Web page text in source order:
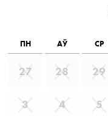
ПН АЎ СР
27 28 29
3 4 5